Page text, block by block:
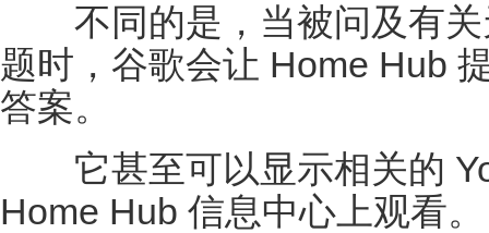
不同的是，当被问及有关
题时，谷歌会让 Home Hub
答案。
它甚至可以显示相关的
Home Hub 信息中心上观看。